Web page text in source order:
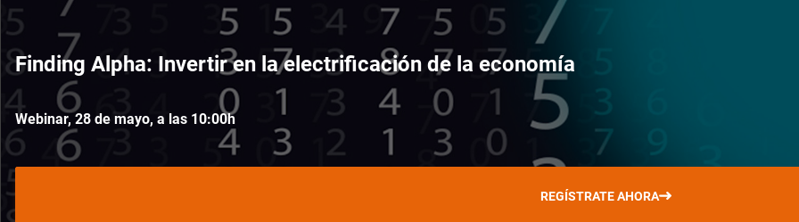
Finding Alpha: Invertir en la electrificación de la economía
Webinar, 28 de mayo, a las 10:00h
REGÍSTRATE AHORA